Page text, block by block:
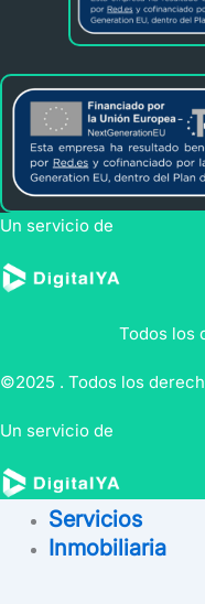
Un servicio de
Todos los
©2025 . Todos los
Un servicio de
Inicio
Servicios
Inmobiliaria